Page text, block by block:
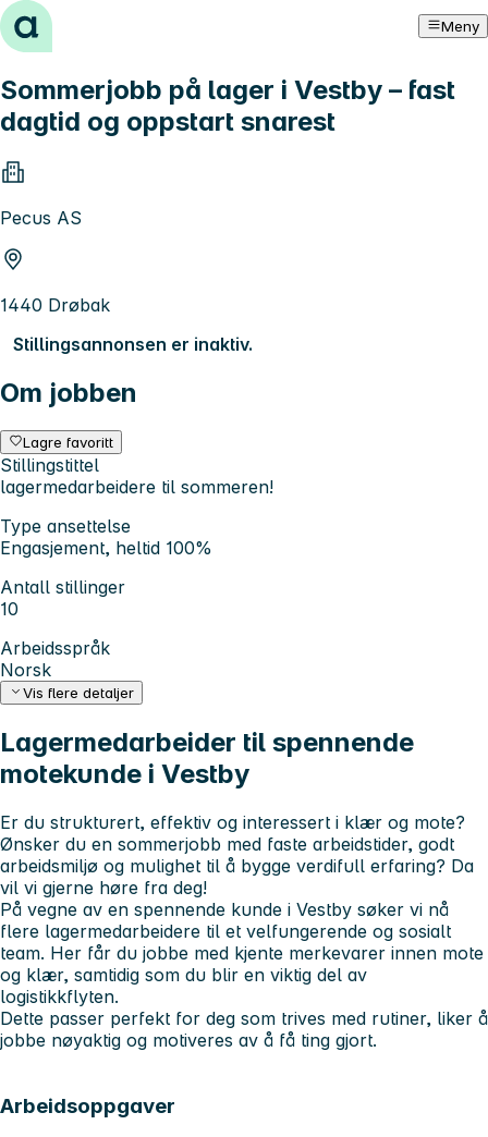
Hopp til innhold Meny
Sommerjobb på lager i Vestby – fast
dagtid og oppstart snarest
Pecus AS
1440 Drøbak
Stillingsannonsen er inaktiv.
Om jobben
Lagre favoritt
Stillingstittel
lagermedarbeidere til sommeren!
Type ansettelse
Engasjement, heltid 100%
Antall stillinger
10
Arbeidsspråk
Norsk
Vis flere detaljer
Lagermedarbeider til spennende
motekunde i Vestby
Er du strukturert, effektiv og interessert i klær og mote?
Ønsker du en sommerjobb med faste arbeidstider, godt
arbeidsmiljø og mulighet til å bygge verdifull erfaring? Da
vil vi gjerne høre fra deg!
På vegne av en spennende kunde i Vestby søker vi nå
flere lagermedarbeidere til et velfungerende og sosialt
team. Her får du jobbe med kjente merkevarer innen mote
og klær, samtidig som du blir en viktig del av
logistikkflyten.
Dette passer perfekt for deg som trives med rutiner, liker å
jobbe nøyaktig og motiveres av å få ting gjort.
Arbeidsoppgaver